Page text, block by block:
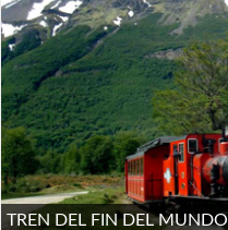
TREN DEL FIN DEL MUNDO